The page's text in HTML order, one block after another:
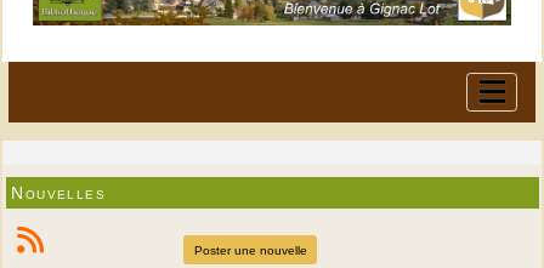
Nouvelles
Poster une nouvelle